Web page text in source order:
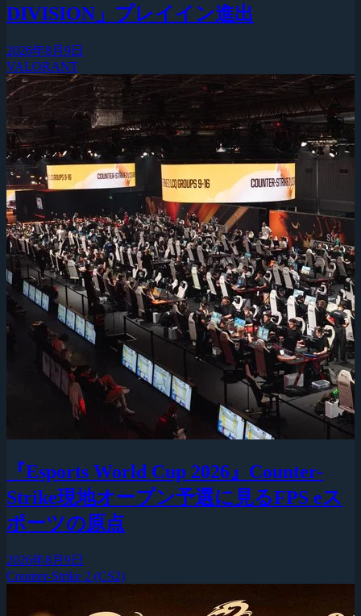
DIVISION」プレイイン進出
2026年8月9日
VALORANT
『Esports World Cup 2026』Counter-
Strike現地オープン予選に見るFPS eス
ポーツの原点
2026年8月9日
Counter-Strike 2 (CS2)